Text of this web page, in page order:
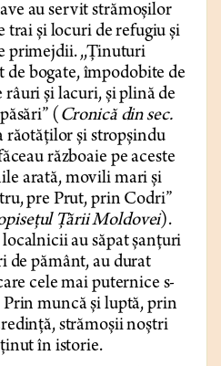
au servit strămoșilor
trai și locuri de refugiu și
primejdii. ,,Ținuturi
bogate, împodobite de
și lacuri, și plină de
( Cronică din sec.
răotăților și stropșindu
războaie pe aceste
arată, movili mari și
pre Prut, prin Codri”
Țării Moldovei).
au săpat șanțuri
de pământ, au durat
cele mai puternice s-
Prin muncă și luptă, prin
strămoșii noștri
în istorie.